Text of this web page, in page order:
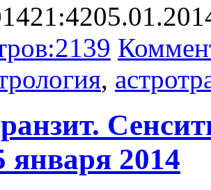
21:42
2139
,
января 2014